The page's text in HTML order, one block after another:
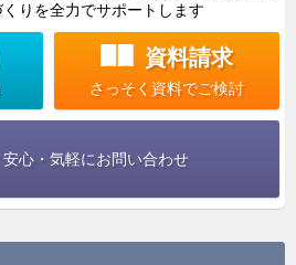
りを全力でサポートします
資料請求
さっそく資料でご検討
安心・気軽にお問い合わせ